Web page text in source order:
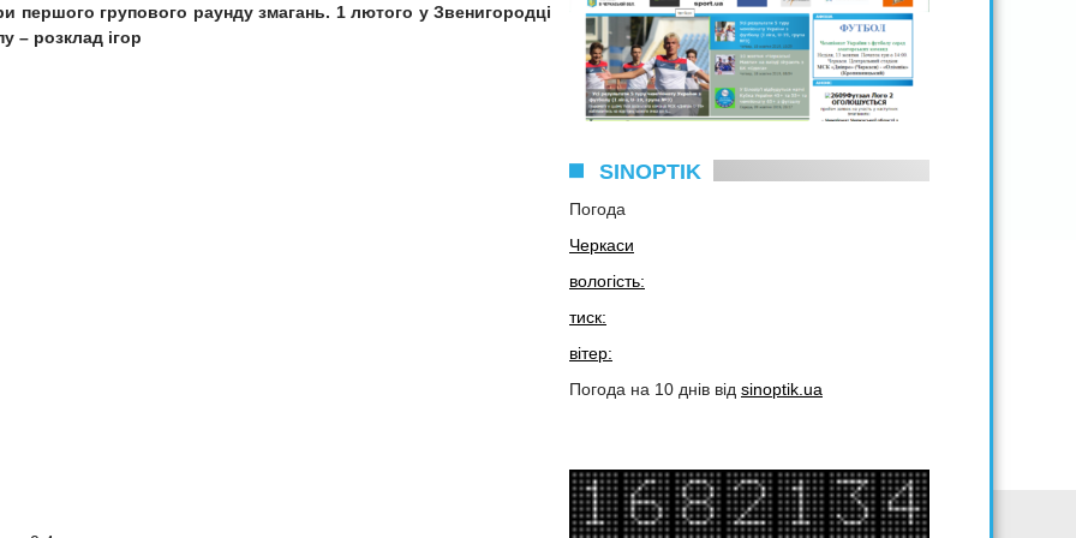
першого групового раунду змагань. 1 лютого у Звенигородці
– розклад ігор
SINOPTIK
Погода
Черкаси
вологість:
тиск:
вітер:
Погода на 10 днів від sinoptik.ua